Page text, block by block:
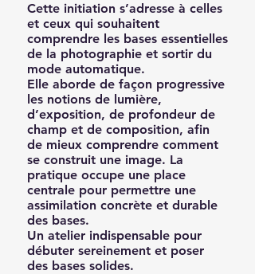
Cette initiation s’adresse à celles
et ceux qui souhaitent
comprendre les bases essentielles
de la photographie et sortir du
mode automatique.
Elle aborde de façon progressive
les notions de lumière,
d’exposition, de profondeur de
champ et de composition, afin
de mieux comprendre comment
se construit une image. La
pratique occupe une place
centrale pour permettre une
assimilation concrète et durable
des bases.
Un atelier indispensable pour
débuter sereinement et poser
des bases solides.